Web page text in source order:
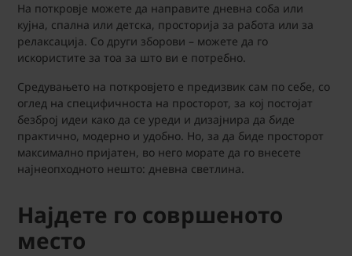
На поткровје можете да направите дневна соба или
кујна, спална или детска, просторија за работа или за
релаксација. Со други зборови – можете да го
искористите за тоа за што ви е потребно.
Средувањето на поткровјето е предизвик сам по себе, со
оглед на специфичноста на просторот, за кој постојат
безброј идеи како да се уреди и дизајнира да биде
практично, модерно и удобно. Но, за да биде просторот
максимално пријатен, во него морате да го внесете
најнеопходното нешто: дневна светлина.
Најдете го совршеното
место